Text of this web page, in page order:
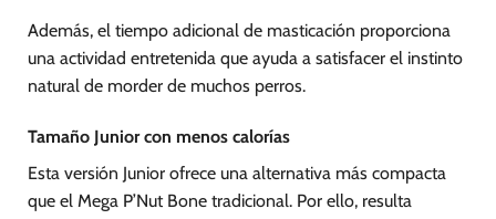
Además, el tiempo adicional de masticación proporciona
una actividad entretenida que ayuda a satisfacer el instinto
natural de morder de muchos perros.
Tamaño Junior con menos calorías
Esta versión Junior ofrece una alternativa más compacta
que el Mega P’Nut Bone tradicional. Por ello, resulta